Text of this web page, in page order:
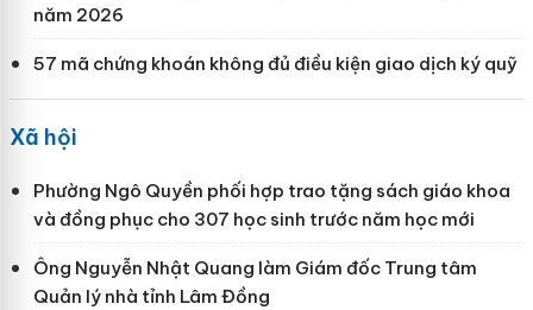
năm 2026
57 mã chứng khoán không đủ điều kiện giao dịch ký quỹ
Xã hội
Phường Ngô Quyền phối hợp trao tặng sách giáo khoa
và đồng phục cho 307 học sinh trước năm học mới
Ông Nguyễn Nhật Quang làm Giám đốc Trung tâm
Quản lý nhà tỉnh Lâm Đồng